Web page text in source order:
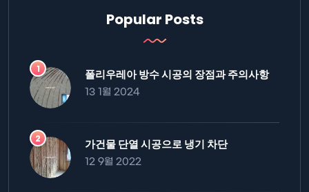
Popular Posts
폴리우레아 방수 시공의 장점과 주의사항
13 1월 2024
가건물 단열 시공으로 냉기 차단
12 9월 2022